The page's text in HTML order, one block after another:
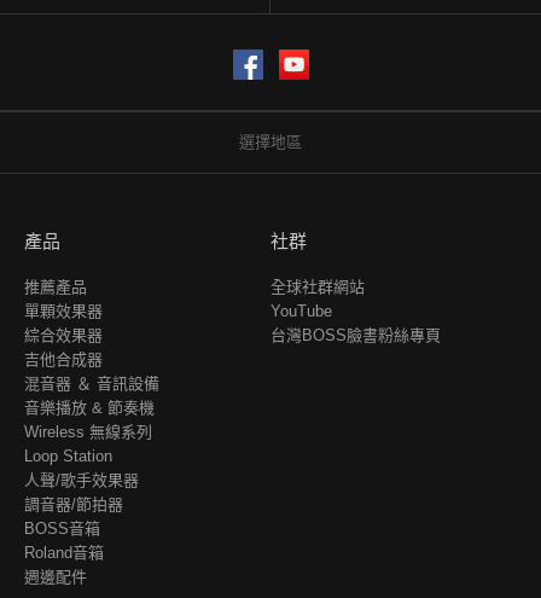
FacebookYouTube
選擇地區
產品
推薦產品
單顆效果器
綜合效果器
吉他合成器
混音器 ＆ 音訊設備
音樂播放 & 節奏機
Wireless 無線系列
Loop Station
人聲/歌手效果器
調音器/節拍器
BOSS音箱
Roland音箱
週邊配件
社群
全球社群網站
YouTube
台灣BOSS臉書粉絲專頁